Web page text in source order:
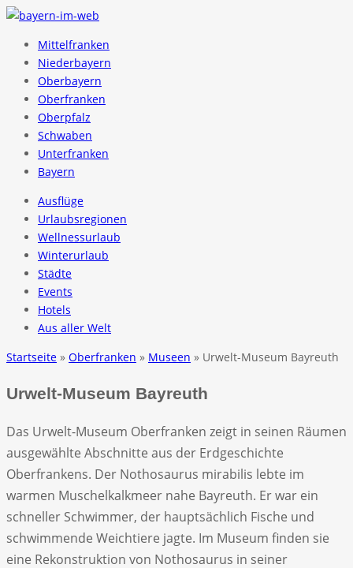
Mittelfranken
Niederbayern
Oberbayern
Oberfranken
Oberpfalz
Schwaben
Unterfranken
Bayern
Ausflüge
Urlaubsregionen
Wellnessurlaub
Winterurlaub
Städte
Events
Hotels
Aus aller Welt
Startseite » Oberfranken » Museen » Urwelt-Museum Bayreuth
Urwelt-Museum Bayreuth
Das Urwelt-Museum Oberfranken zeigt in seinen Räumen
ausgewählte Abschnitte aus der Erdgeschichte
Oberfrankens. Der Nothosaurus mirabilis lebte im
warmen Muschelkalkmeer nahe Bayreuth. Er war ein
schneller Schwimmer, der hauptsächlich Fische und
schwimmende Weichtiere jagte. Im Museum finden sie
eine Rekonstruktion von Nothosaurus in seiner